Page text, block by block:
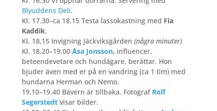
Blyuddens Deli.
Kl. 17.30–ca 18.15 Testa lassokastning med Fia
Kaddik.
Kl. 18.15 Invigning Jäckviksgården (några minuter)
Kl. 18.20–19.00 Åsa Jonsson, influencer,
beteendevetare och hundägare, berättar. Hon
bjuder även med er på en vandring (ca 1 tim) med
hundarna Herman och Nemo.
19.10–19.40 Bävern är tillbaka. Fotograf Rolf
Segerstedt visar bilder.